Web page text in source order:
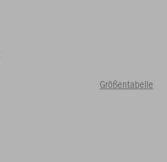
Größentabelle